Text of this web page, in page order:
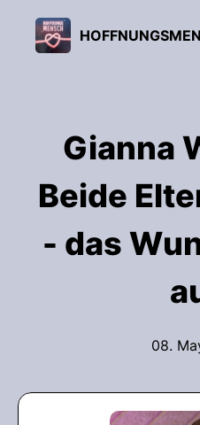
Gianna
Beide
- das
08.